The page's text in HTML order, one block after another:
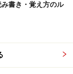
外国語活動」か
る新科目につい
せん。１学期の
道に授業の復習
書き・覚え方のル